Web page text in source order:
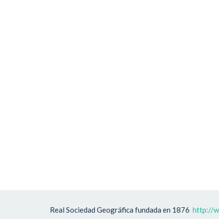
Real Sociedad Geográfica fundada en 1876 http://